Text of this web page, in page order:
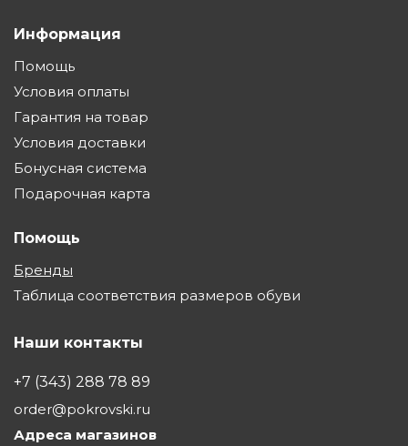
Информация
Помощь
Условия оплаты
Гарантия на товар
Условия доставки
Бонусная система
Подарочная карта
Помощь
Бренды
Таблица соответствия размеров обуви
Наши контакты
+7 (343) 288 78 89
order@pokrovski.ru
Адреса магазинов